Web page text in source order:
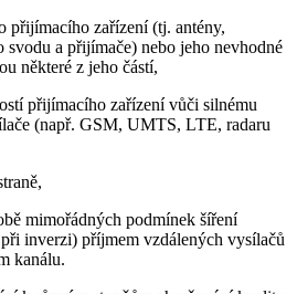
přijímacího zařízení (tj. antény,
svodu a přijímače) nebo jeho nevhodné
některé z jeho částí,
přijímacího zařízení vůči silnému
(např. GSM, UMTS, LTE, radaru
mimořádných podmínek šíření
inverzi) příjmem vzdálených vysílačů
kanálu.